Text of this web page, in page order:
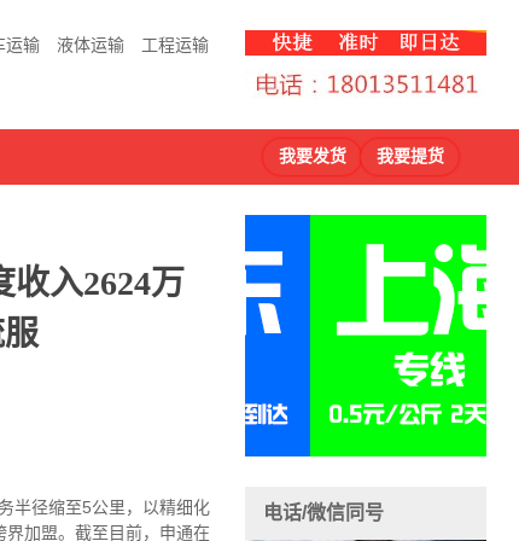
运输 液体运输 工程运输
我要发货 我要提货
入2624万
半径缩至5公里，以精细化
加盟。截至目前，申通在
电话/微信同号